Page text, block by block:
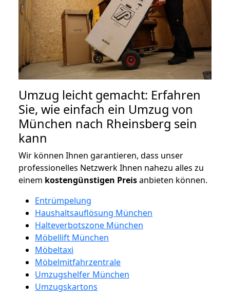
Umzug leicht gemacht: Erfahren
Sie, wie einfach ein Umzug von
München nach Rheinsberg sein
kann
Wir können Ihnen garantieren, dass unser
professionelles Netzwerk Ihnen nahezu alles zu
einem kostengünstigen Preisanbieten können.
Entrümpelung
Haushaltsauflösung München
Halteverbotszone München
Möbellift München
Möbeltaxi
Möbelmitfahrzentrale
Umzugshelfer München
Umzugskartons